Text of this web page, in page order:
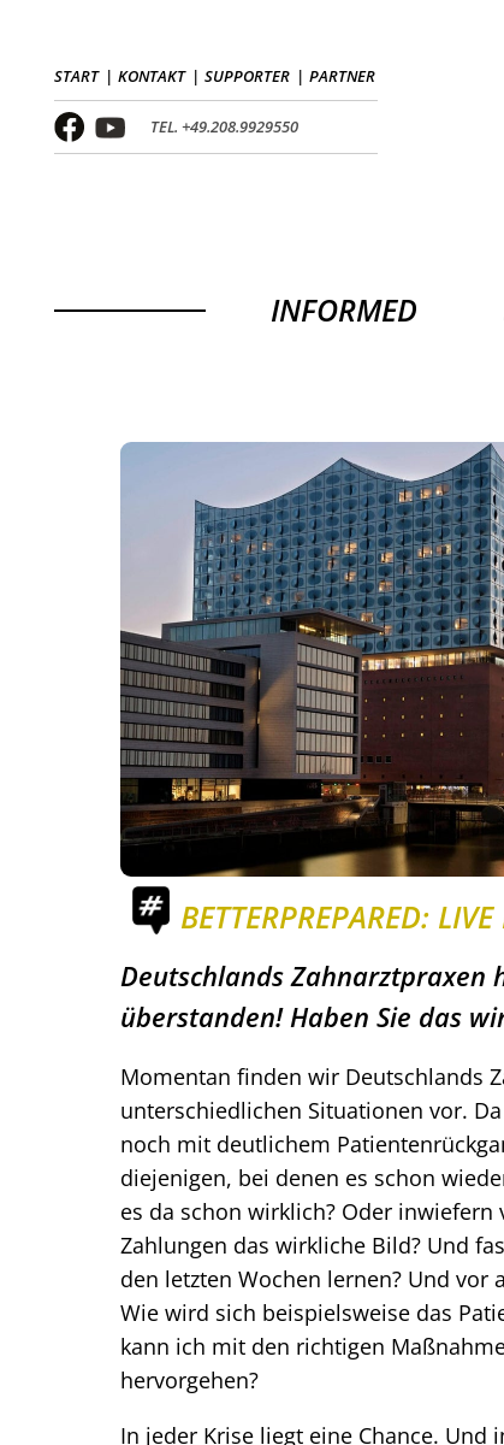
START KONTAKT SUPPORTER PARTNER
TEL. +49.208.9929550
INFORMED
BETTERPREPARED:
Deutschlands Zahnarztpraxen
überstanden! Haben Sie das
Momentan finden wir Deutschlands
unterschiedlichen Situationen vor.
noch mit deutlichem
diejenigen, bei denen es schon
es da schon wirklich? Oder inwiefern
Zahlungen das wirkliche Bild? Und
den letzten Wochen lernen? Und vor
Wie wird sich beispielsweise das
kann ich mit den richtigen
hervorgehen?
In jeder Krise liegt eine Chance. Und